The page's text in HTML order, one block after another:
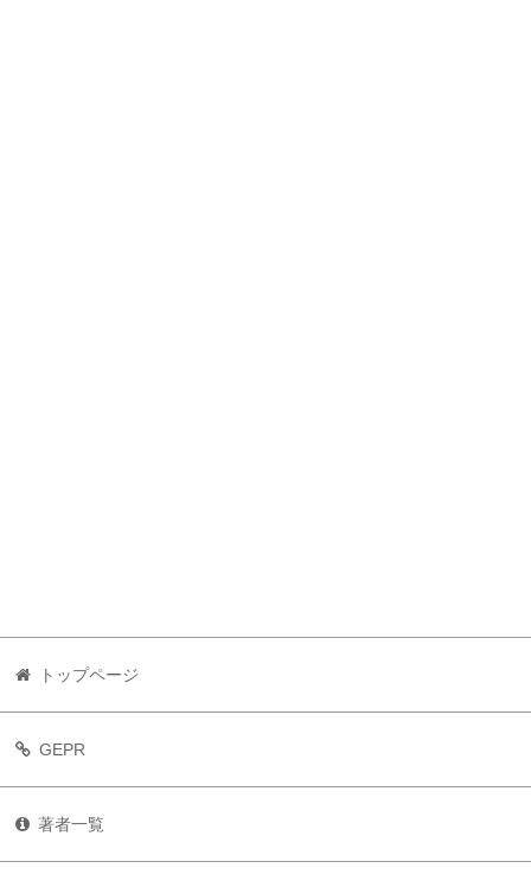
トップページ
GEPR
著者一覧